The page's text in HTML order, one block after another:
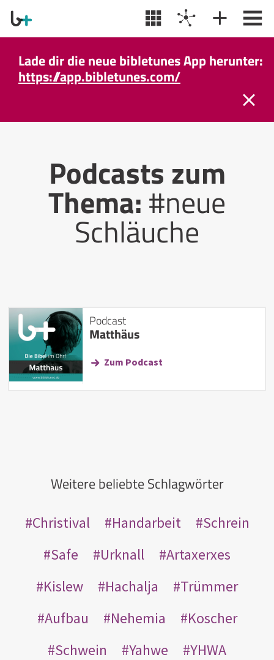
Lade dir die neue bibletunes App herunter:
https://app.bibletunes.com/
Podcasts zum
Thema:#neue
Schläuche
Podcast
Matthäus
Zum Podcast
Weitere beliebte Schlagwörter
Christival Handarbeit
Schrein
Safe
Urknall
Artaxerxes
Kislew
Hachalja
Trümmer
Aufbau
Nehemia
Koscher
Schwein
Yahwe
YHWA